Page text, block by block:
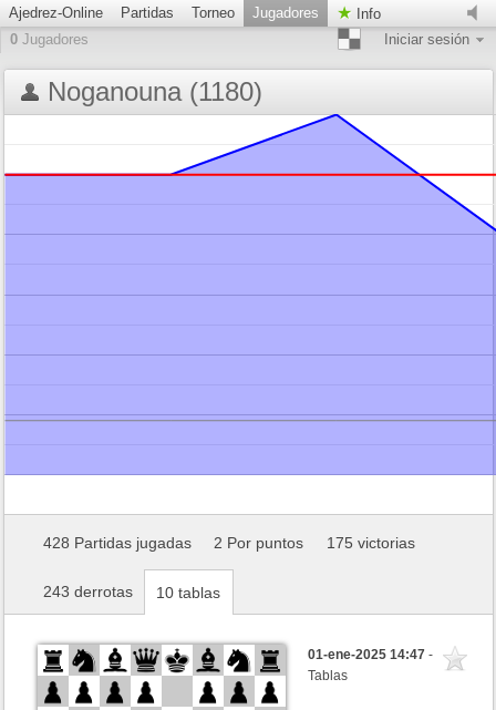
Ajedrez-Online Partidas Torneo Jugadores
Info
0 Jugadores Iniciar sesión
Noganouna (1180)
428 Partidas jugadas 2 Por puntos 175 victorias
243 derrotas 10 tablas
01-ene-2025 14:47-
Tablas